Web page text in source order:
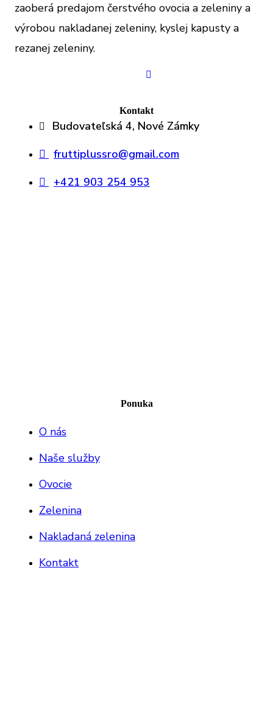
zaoberá predajom čerstvého ovocia a zeleniny a
výrobou nakladanej zeleniny, kyslej kapusty a
rezanej zeleniny.
Kontakt
Budovateľská 4, Nové Zámky
fruttiplussro@gmail.com
+421 903 254 953
Ponuka
O nás
Naše služby
Ovocie
Zelenina
Nakladaná zelenina
Kontakt